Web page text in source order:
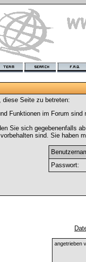
diese Seite zu betreten:
Funktionen im Forum
Sie sich gegebenenfalls
sind. Sie haben
Passwort:
angetrieben